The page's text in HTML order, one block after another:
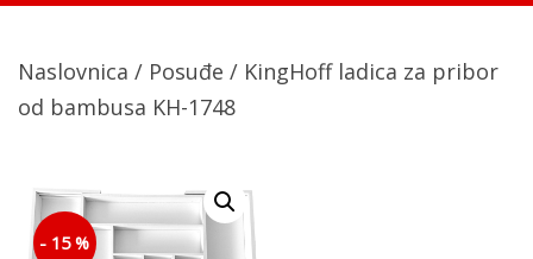
Naslovnica / Posuđe / KingHoff ladica za pribor
od bambusa KH-1748
- 15 %